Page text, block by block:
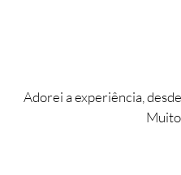
Adorei a experiência,